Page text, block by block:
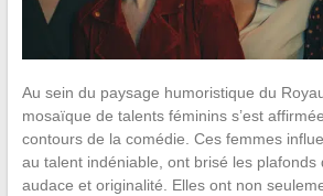
Au sein du paysage humoristique du
mosaïque de talents féminins s’est
contours de la comédie. Ces femmes
au talent indéniable, ont brisé les plafonds
audace et originalité. Elles ont non